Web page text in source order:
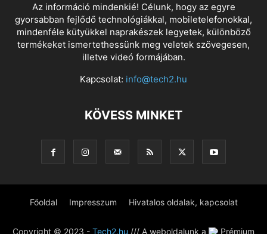
Az információ mindenkié! Célunk, hogy az egyre
gyorsabban fejlődő technológiákkal, mobiletelefonokkal,
mindenféle kütyükkel naprakészek legyetek, különböző
termékeket ismertethessünk meg veletek szövegesen,
illetve videó formájában.
Kapcsolat: info@tech2.hu
KÖVESS MINKET
Főoldal Impresszum Hivatalos oldalak, kapcsolat
Copyright © 2023 - Tech2.hu /// A weboldalunk a Prémium